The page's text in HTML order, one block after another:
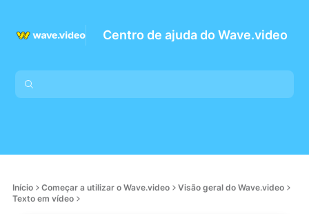
Centro de ajuda do Wave.video
Início Começar a utilizar o Wave.video
Visão geral do Wave.video
Texto em vídeo